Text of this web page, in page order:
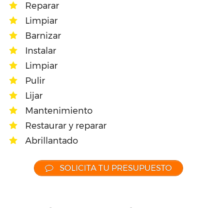
Reparar
Limpiar
Barnizar
Instalar
Limpiar
Pulir
Lijar
Mantenimiento
Restaurar y reparar
Abrillantado
SOLICITA TU PRESUPUESTO